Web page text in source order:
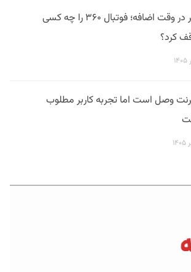
فیلتر در وقت اضافه؛ فوتبال ۳۶۰ را چه کسی
کرد؟
وصل است اما تجربه کاربر مطلوب